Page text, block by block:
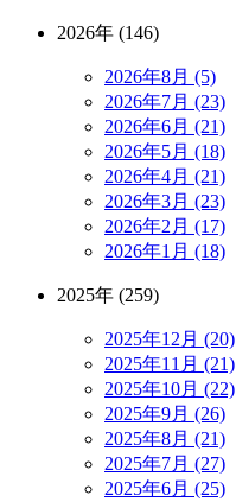
2026年 (146)
2026年8月 (5)
2026年7月 (23)
2026年6月 (21)
2026年5月 (18)
2026年4月 (21)
2026年3月 (23)
2026年2月 (17)
2026年1月 (18)
2025年 (259)
2025年12月 (20)
2025年11月 (21)
2025年10月 (22)
2025年9月 (26)
2025年8月 (21)
2025年7月 (27)
2025年6月 (25)